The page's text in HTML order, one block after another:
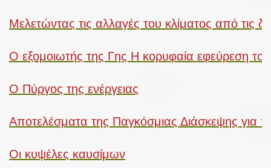
Μελετώντας τις αλλαγές του κλίματος από τις
Ο εξομοιωτής της Γης Η κορυφαία εφεύρεση
Ο Πύργος της ενέργειας
Αποτελέσματα της Παγκόσμιας Διάσκεψης για
Οι κυψέλες καυσίμων